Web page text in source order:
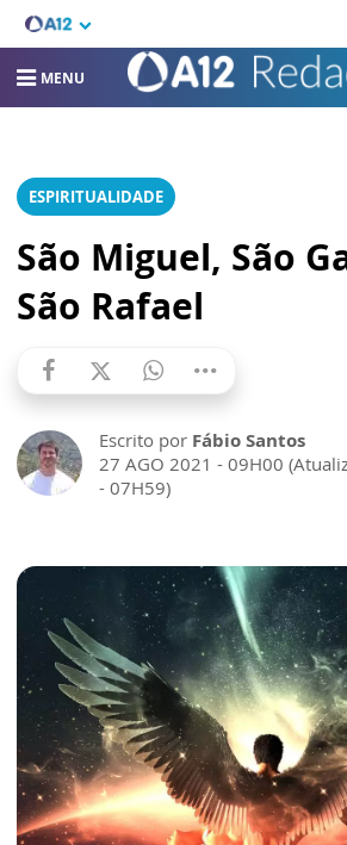
MENU
ESPIRITUALIDADE
São Miguel, São
São Rafael
Escrito por Fábio Santos
27 AGO 2021 - 09H00
- 07H59)